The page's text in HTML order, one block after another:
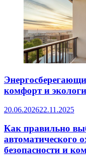
комфорт и
20.06.202622.11.2025
Как правильно
автоматического
безопасности и